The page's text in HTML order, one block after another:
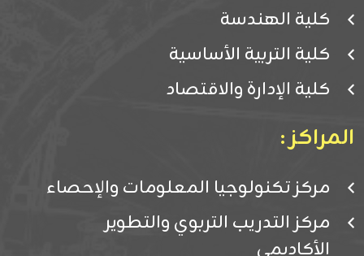
كلية الهندسة
كلية التربية الأساسية
كلية الإدارة والاقتصاد
المراكز :
مركز تكنولوجيا المعلومات والإحصاء
مركز التدريب التربوي والتطوير
الأكاديمي